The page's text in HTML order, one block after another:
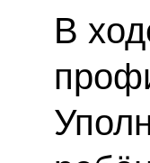
В